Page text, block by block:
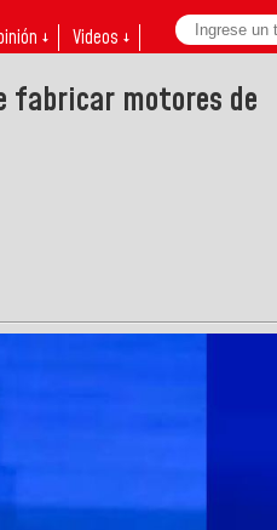
↓ Videos ↓
fabricar motores de